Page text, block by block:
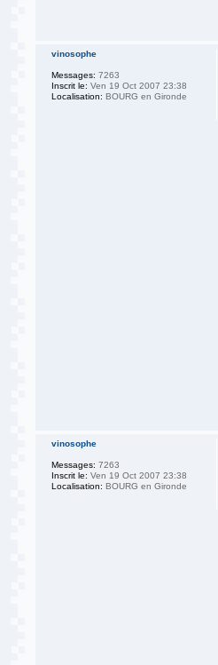
vinosophe
Messages: 7263
Inscrit le: Ven 19 Oct 2007 23:38
Localisation: BOURG en Gironde
vinosophe
Messages: 7263
Inscrit le: Ven 19 Oct 2007 23:38
Localisation: BOURG en Gironde